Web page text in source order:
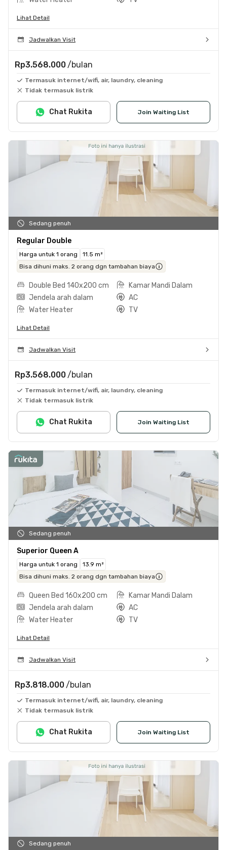
Lihat Detail
Jadwalkan Visit
Rp3.568.000 /bulan
Termasuk internet/wifi, air, laundry, cleaning
Tidak termasuk listrik
Join Waiting List
Chat Rukita
Sedang penuh
Regular Double
Harga untuk 1 orang
11.5 m²
Bisa dihuni maks. 2 orang dgn tambahan biaya
Double Bed 140x200 cm
Kamar Mandi Dalam
Jendela arah dalam
AC
Water Heater
TV
Lihat Detail
Jadwalkan Visit
Rp3.568.000 /bulan
Termasuk internet/wifi, air, laundry, cleaning
Tidak termasuk listrik
Join Waiting List
Chat Rukita
Sedang penuh
Superior Queen A
Harga untuk 1 orang
13.9 m²
Bisa dihuni maks. 2 orang dgn tambahan biaya
Queen Bed 160x200 cm
Kamar Mandi Dalam
Jendela arah dalam
AC
Water Heater
TV
Lihat Detail
Jadwalkan Visit
Rp3.818.000 /bulan
Termasuk internet/wifi, air, laundry, cleaning
Tidak termasuk listrik
Join Waiting List
Chat Rukita
Sedang penuh